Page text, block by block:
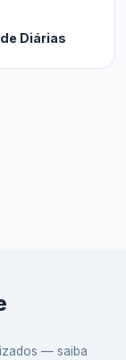
Diárias
— saiba